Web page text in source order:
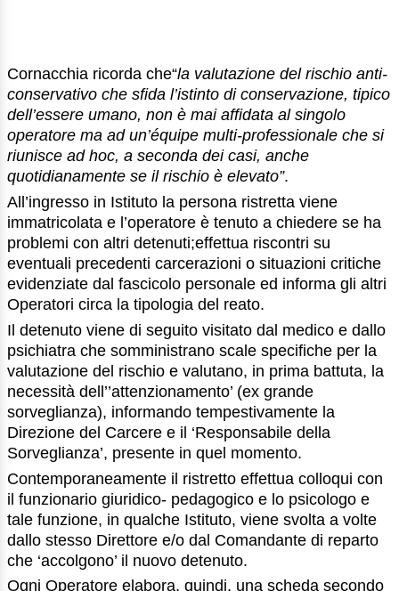
Cornacchia ricorda che“la valutazione del rischio anti-
conservativo che sfida l’istinto di conservazione, tipico
dell’essere umano, non è mai affidata al singolo
operatore ma ad un’équipe multi-professionale che si
riunisce ad hoc, a seconda dei casi, anche
quotidianamente se il rischio è elevato”.
All’ingresso in Istituto la persona ristretta viene
immatricolata e l’operatore è tenuto a chiedere se ha
problemi con altri detenuti;effettua riscontri su
eventuali precedenti carcerazioni o situazioni critiche
evidenziate dal fascicolo personale ed informa gli altri
Operatori circa la tipologia del reato.
Il detenuto viene di seguito visitato dal medico e dallo
psichiatra che somministrano scale specifiche per la
valutazione del rischio e valutano, in prima battuta, la
necessità dell’’attenzionamento’ (ex grande
sorveglianza), informando tempestivamente la
Direzione del Carcere e il ‘Responsabile della
Sorveglianza’, presente in quel momento.
Contemporaneamente il ristretto effettua colloqui con
il funzionario giuridico- pedagogico e lo psicologo e
tale funzione, in qualche Istituto, viene svolta a volte
dallo stesso Direttore e/o dal Comandante di reparto
che ‘accolgono’ il nuovo detenuto.
Ogni Operatore elabora, quindi, una scheda secondo